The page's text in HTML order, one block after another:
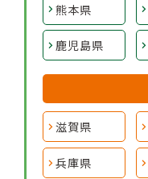
熊本県
鹿児島県
滋賀県
兵庫県